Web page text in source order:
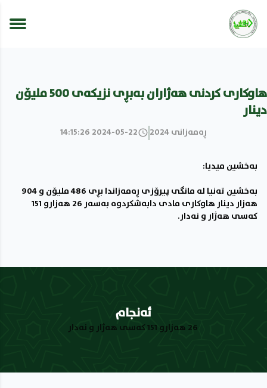
هاوکارى کردنى هەژاران بەبڕى نزیکەى 500 ملیۆن
دینار
ڕەمەزانى 2024 2024-05-22 14:15:26
بەخشین میدیا:
بەخشین تەنیا لە مانگی پیرۆزی ڕەمەزاندا بڕی 486 ملیۆن و 904
هەزار دینار هاوکاری مادی دابەشکردوە بەسەر 26 هەزارو 151
کەسی هەژار و نەدار.
ئەنجام